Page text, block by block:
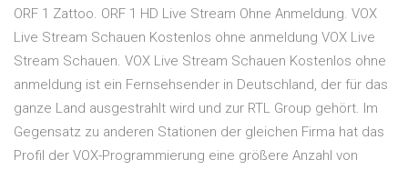
ORF 1 Zattoo. ORF 1 HD Live Stream Ohne Anmeldung. VOX
Live Stream Schauen Kostenlos ohne anmeldung VOX Live
Stream Schauen. VOX Live Stream Schauen Kostenlos ohne
anmeldung ist ein Fernsehsender in Deutschland, der für das
ganze Land ausgestrahlt wird und zur RTL Group gehört. Im
Gegensatz zu anderen Stationen der gleichen Firma hat das
Profil der VOX-Programmierung eine größere Anzahl von